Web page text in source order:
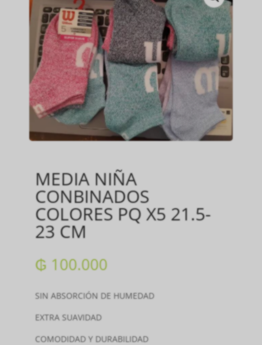
MEDIA NIÑA
CONBINADOS
COLORES PQ X5 21.5-
23 CM
₲ 100.000
SIN ABSORCIÓN DE HUMEDAD
EXTRA SUAVIDAD
COMODIDAD Y DURABILIDAD